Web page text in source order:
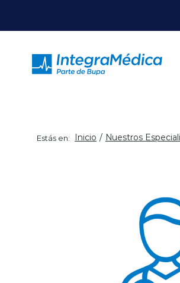
Estás en: Inicio Nuestros